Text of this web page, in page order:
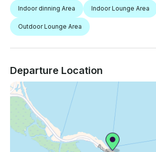
Indoor dinning Area Indoor Lounge Area
Outdoor Lounge Area
Departure Location